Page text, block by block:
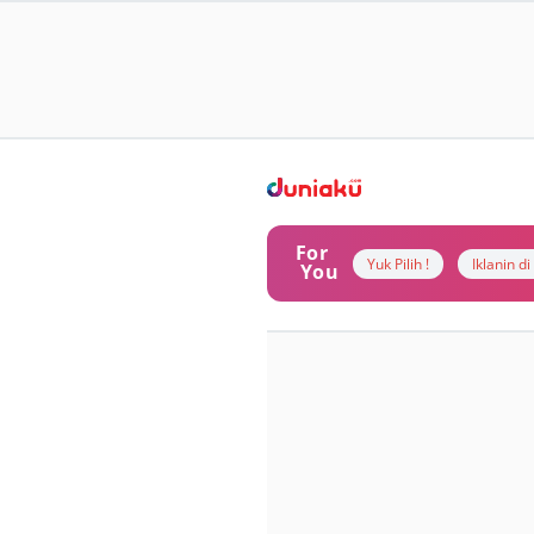
For
You Yuk Pilih ! Iklanin di